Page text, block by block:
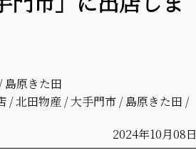
島原きた田
/北田物産/大手門市/島原きた田 /
2024年10月08日